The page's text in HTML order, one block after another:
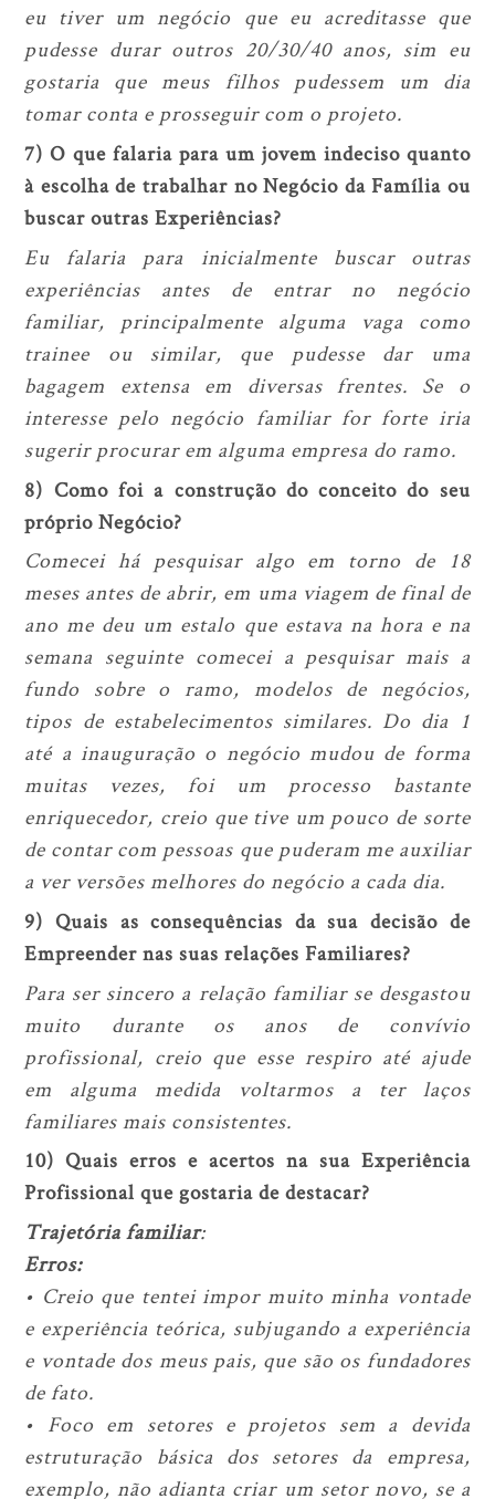
eu tiver um negócio que eu acreditasse que
pudesse durar outros 20/30/40 anos, sim eu
gostaria que meus filhos pudessem um dia
tomar conta e prosseguir com o projeto.
7) O que falaria para um jovem indeciso quanto
à escolha de trabalhar no Negócio da Família ou
buscar outras Experiências?
Eu falaria para inicialmente buscar outras
experiências antes de entrar no negócio
familiar, principalmente alguma vaga como
trainee ou similar, que pudesse dar uma
bagagem extensa em diversas frentes. Se o
interesse pelo negócio familiar for forte iria
sugerir procurar em alguma empresa do ramo.
8) Como foi a construção do conceito do seu
próprio Negócio?
Comecei há pesquisar algo em torno de 18
meses antes de abrir, em uma viagem de final de
ano me deu um estalo que estava na hora e na
semana seguinte comecei a pesquisar mais a
fundo sobre o ramo, modelos de negócios,
tipos de estabelecimentos similares. Do dia 1
até a inauguração o negócio mudou de forma
muitas vezes, foi um processo bastante
enriquecedor, creio que tive um pouco de sorte
de contar com pessoas que puderam me auxiliar
a ver versões melhores do negócio a cada dia.
9) Quais as consequências da sua decisão de
Empreender nas suas relações Familiares?
Para ser sincero a relação familiar se desgastou
muito durante os anos de convívio
profissional, creio que esse respiro até ajude
em alguma medida voltarmos a ter laços
familiares mais consistentes.
10) Quais erros e acertos na sua Experiência
Profissional que gostaria de destacar?
Trajetória familiar:
Erros:
• Creio que tentei impor muito minha vontade
e experiência teórica, subjugando a experiência
e vontade dos meus pais, que são os fundadores
de fato.
• Foco em setores e projetos sem a devida
estruturação básica dos setores da empresa,
exemplo, não adianta criar um setor novo, se a